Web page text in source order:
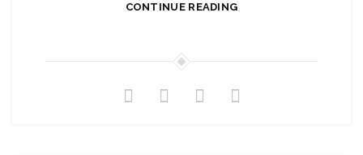
CONTINUE READING